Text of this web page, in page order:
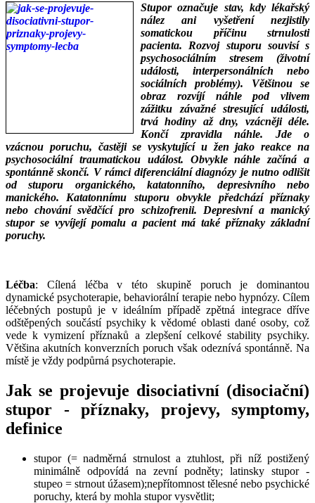
Stupor označuje stav, kdy lékařský
nález ani vyšetření nezjistily
somatickou příčinu strnulosti
pacienta. Rozvoj stuporu souvisí s
psychosociálním stresem (životní
události, interpersonálních nebo
sociálních problémy).
Většinou se
obraz rozvíjí náhle pod vlivem
zážitku závažné stresující události,
trvá hodiny až dny, vzácněji déle.
Končí zpravidla náhle. Jde o
vzácnou poruchu, častěji se vyskytující u žen jako reakce na
psychosociální traumatickou událost. Obvykle náhle začíná a
spontánně skončí. V rámci diferenciální diagnózy je nutno odlišit
od stuporu organického, katatonního, depresivního nebo
manického. Katatonnímu stuporu obvykle předchází příznaky
nebo chování svědčící pro schizofrenii. Depresivní a manický
stupor se vyvíjejí pomalu a pacient má také příznaky základní
poruchy.
Léčba: Cílená léčba v této skupině poruch je dominantou
dynamické psychoterapie, behaviorální terapie nebo hypnózy. Cílem
léčebných postupů je v ideálním případě zpětná integrace dříve
odštěpených součástí psychiky k vědomé oblasti dané osoby, což
vede k vymizení příznaků a zlepšení celkové stability psychiky.
Většina akutních konverzních poruch však odeznívá spontánně. Na
místě je vždy podpůrná psychoterapie.
Jak se projevuje disociativní (disociační)
stupor - příznaky, projevy, symptomy,
definice
stupor (= nadměrná strnulost a ztuhlost, při níž postižený
minimálně odpovídá na zevní podněty; latinsky stupor -
stupeo = strnout úžasem);nepřítomnost tělesné nebo psychické
poruchy, která by mohla stupor vysvětlit;